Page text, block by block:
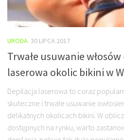
URODA 30 LIPCA 2017
Trwałe usuwanie
laserowa okolic bikini w
Depilacja laserowa to coraz
skuteczne i trwałe usuwanie
delikatnych okolicach bikini. W
dostępnych na rynku, warto